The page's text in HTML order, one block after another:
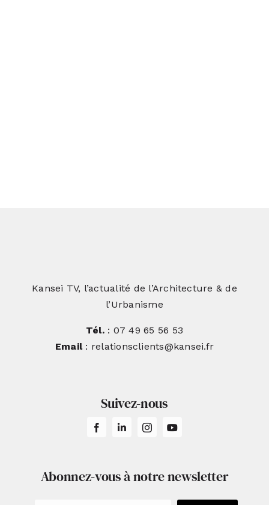
Kansei TV, l’actualité de l’Architecture & de
l’Urbanisme
Tél.: 07 49 65 56 53
Email: relationsclients@kansei.fr
Suivez-nous
Abonnez-vous à notre newsletter